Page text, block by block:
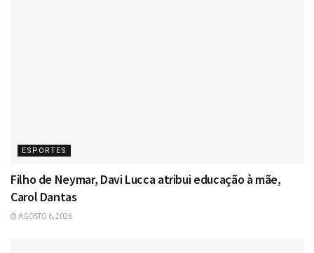
ESPORTES
Filho de Neymar, Davi Lucca atribui educação à mãe,
Carol Dantas
AGOSTO 6, 2026